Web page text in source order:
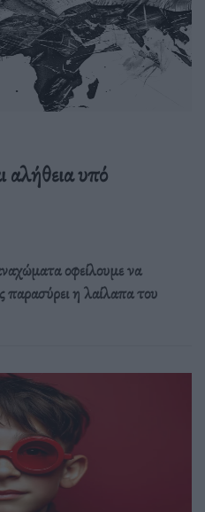
αλήθεια υπό
οφείλουμε να
παρασύρει η λαίλαπα του